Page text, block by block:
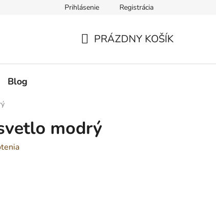
Prihlásenie Registrácia
PRÁZDNY KOŠÍK
Blog
modrý